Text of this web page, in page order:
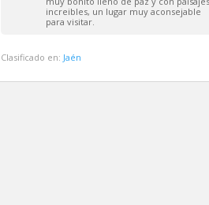
increibles, un lugar muy aconsejable
para visitar.
Clasificado en: Jaén